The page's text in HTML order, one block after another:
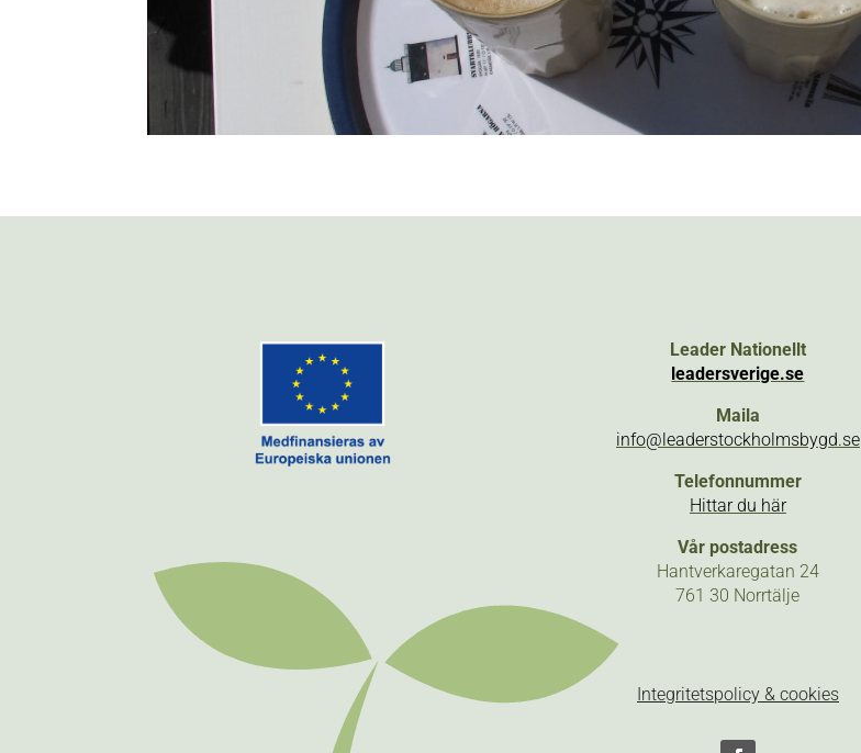
Leader Nationellt
leadersverige.se
Maila
info@leaderstockholmsbygd.se
Telefonnummer
Hittar du här
Vår postadress
Hantverkaregatan 24
761 30 Norrtälje
Integritetspolicy & cookies